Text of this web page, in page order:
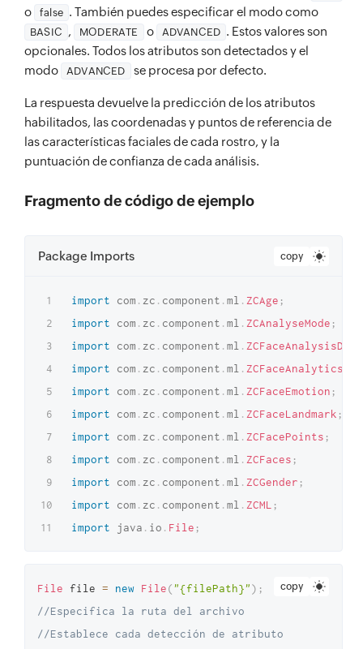
o false . También puedes especificar el modo como
BASIC , MODERATE o ADVANCED . Estos valores son
opcionales. Todos los atributos son detectados y el
modo
ADVANCED se procesa por defecto.
La respuesta devuelve la predicción de los atributos
habilitados, las coordenadas y puntos de referencia de
las características faciales de cada rostro, y la
puntuación de confianza de cada análisis.
Fragmento de código de ejemplo
Package Imports copy
import com . zc . component . ml . ZCAge ;
import
com . zc . component . ml . ZCAnalyseMode ;
import
com . zc . component . ml . ZCFaceAnalysisData
import
com . zc . component . ml .
import
com . zc . component . ml . ZCFaceEmotion ;
import
com . zc . component . ml . ZCFaceLandmark ;
import
com . zc . component . ml . ZCFacePoints ;
import
com . zc . component . ml . ZCFaces ;
import
com . zc . component . ml . ZCGender ;
import
com . zc . component . ml . ZCML ;
import
java . io . File ;
copy
File file = new File("{filePath}") ;
//Especifica la ruta del archivo
//Establece cada detección de atributo